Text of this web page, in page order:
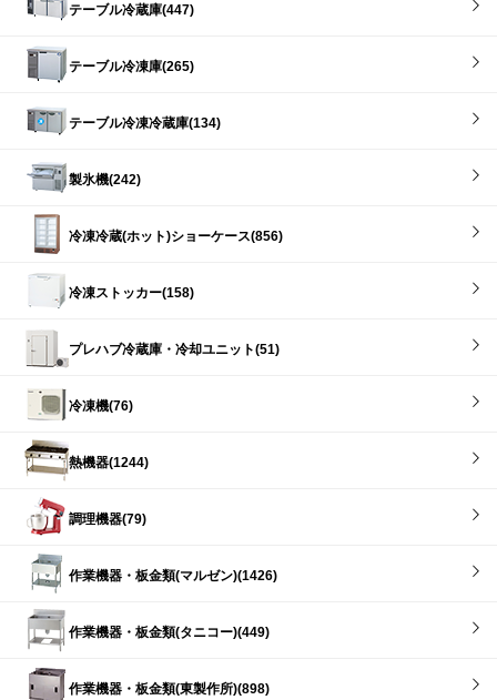
テーブル冷蔵庫(447)
テーブル冷凍庫(265)
テーブル冷凍冷蔵庫(134)
製氷機(242)
冷凍冷蔵(ホット)ショーケース(856)
冷凍ストッカー(158)
プレハブ冷蔵庫・冷却ユニット(51)
冷凍機(76)
熱機器(1244)
調理機器(79)
作業機器・板金類(マルゼン)(1426)
作業機器・板金類(タニコー)(449)
作業機器・板金類(東製作所)(898)